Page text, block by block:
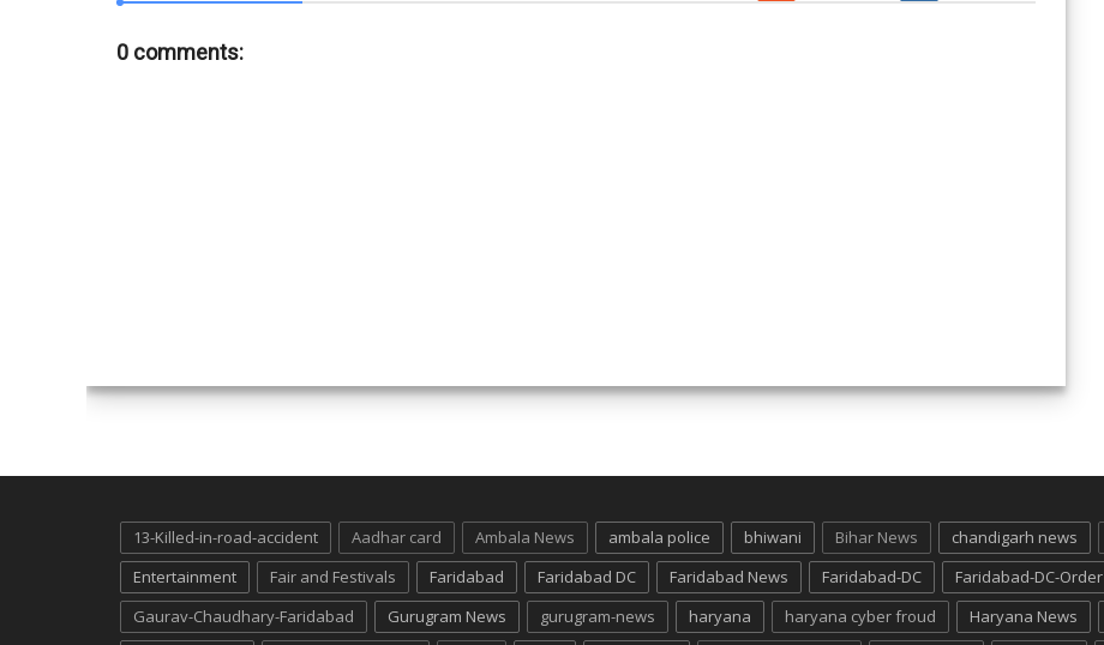
0 comments:
13-Killed-in-road-accident Aadhar card Ambala News ambala police bhiwani Bihar News chandigarh news
Entertainment
Fair and Festivals Faridabad Faridabad DC Faridabad News Faridabad-DC Faridabad-DC-Order
Gaurav-Chaudhary-Faridabad
Gurugram News gurugram-news haryana haryana cyber froud Haryana News